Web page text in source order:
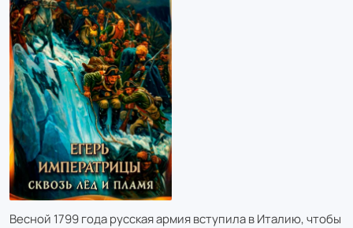
Весной 1799 года русская армия вступила в Италию, чтобы